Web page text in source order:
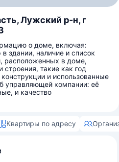
Лужский р-н, г
о доме, включая:
здании, наличие и список
расположенных в доме,
строения, такие как год
и использованные
управляющей компании: её
и качество
Квартиры по адресу